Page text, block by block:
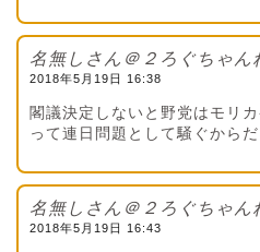
名無しさん＠２ろぐちゃん
2018年5月19日 16:38
閣議決定しないと野党はモリ
って連日問題として騒ぐからだ
名無しさん＠２ろぐちゃん
2018年5月19日 16:43